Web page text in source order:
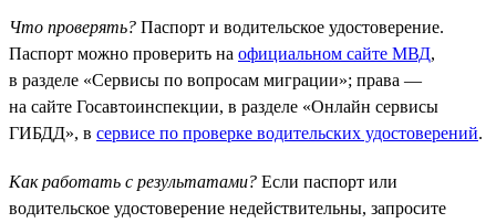
Что проверять? Паспорт и водительское удостоверение.
Паспорт можно проверить на официальном сайте МВД,
в разделе «Сервисы по вопросам миграции»; права —
на сайте Госавтоинспекции, в разделе «Онлайн сервисы
ГИБДД», в сервисе по проверке водительских удостоверений.
Как работать с результатами? Если паспорт или
водительское удостоверение недействительны, запросите